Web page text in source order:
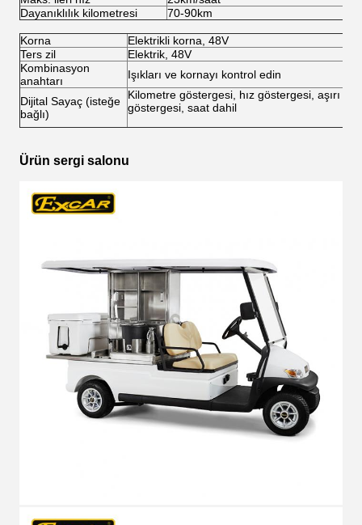
Dayanıklılık kilometresi
70-90km
Korna
Elektrikli korna, 48V
Ters zil
Elektrik, 48V
Kombinasyon
anahtarı
Işıkları ve kornayı kontrol edin
Dijital Sayaç (isteğe
bağlı)
Kilometre göstergesi, hız göstergesi, aşırı
göstergesi, saat dahil
Ürün sergi salonu